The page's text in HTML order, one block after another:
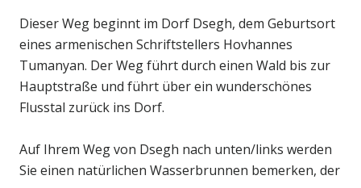
Dieser Weg beginnt im Dorf Dsegh, dem Geburtsort
eines armenischen Schriftstellers Hovhannes
Tumanyan. Der Weg führt durch einen Wald bis zur
Hauptstraße und führt über ein wunderschönes
Flusstal zurück ins Dorf.
Auf Ihrem Weg von Dsegh nach unten/links werden
Sie einen natürlichen Wasserbrunnen bemerken, der